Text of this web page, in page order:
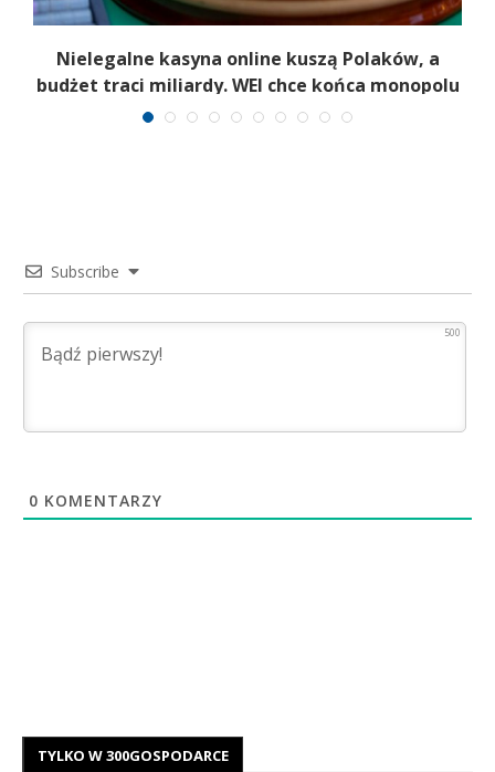
Nielegalne kasyna online kuszą Polaków, a
budżet traci miliardy. WEI chce końca monopolu
Subscribe
500
0 KOMENTARZY
TYLKO W 300GOSPODARCE